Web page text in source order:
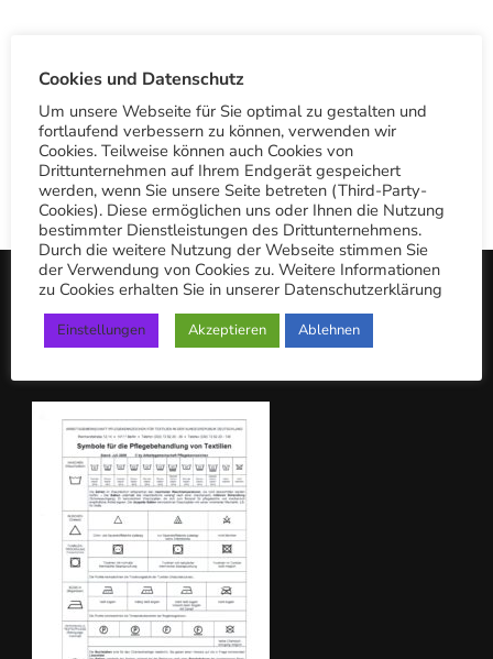
S
u
h
e
n
n
h:
PFLEGEKENNZEICHEN
Cookies und Datenschutz
Um unsere Webseite für Sie optimal zu gestalten und
fortlaufend verbessern zu können, verwenden wir
Cookies. Teilweise können auch Cookies von
Drittunternehmen auf Ihrem Endgerät gespeichert
werden, wenn Sie unsere Seite betreten (Third-Party-
Cookies). Diese ermöglichen uns oder Ihnen die Nutzung
bestimmter Dienstleistungen des Drittunternehmens.
Durch die weitere Nutzung der Webseite stimmen Sie
der Verwendung von Cookies zu. Weitere Informationen
zu Cookies erhalten Sie in unserer Datenschutzerklärung
Einstellungen Akzeptieren Ablehnen